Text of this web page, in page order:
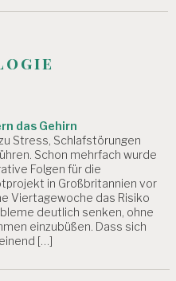
das Gehirn
Stress, Schlafstörungen
Schon mehrfach wurde
Folgen für die
in Großbritannien vor
Viertagewoche das Risiko
deutlich senken, ohne
einzubüßen. Dass sich
[…]